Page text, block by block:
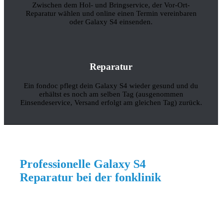
Zwischen dem Hol- und Bringservice, der Vor-Ort-
Reparatur wählen und online einen Termin vereinbaren
oder Galaxy S4 einsenden.
Reparatur
Ein fondoc pflegt dein Galaxy S4 wieder gesund und du
erhältst es noch am selben Tag (ausgenommen
Einsendeservice, Versand erfolgt am gleichen Tag) zurück.
Professionelle Galaxy S4
Reparatur bei der fonklinik